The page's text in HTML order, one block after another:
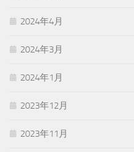
2024年4月
2024年3月
2024年1月
2023年12月
2023年11月